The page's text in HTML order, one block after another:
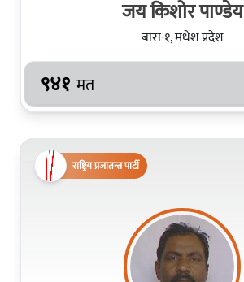
जय किशोर पाण्डेय
बारा-१, मधेश प्रदेश
९४१ मत
राष्ट्रिय प्रजातन्त्र पार्टी